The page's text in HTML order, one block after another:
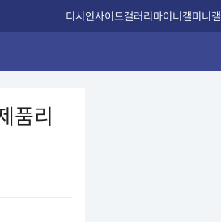
디시인사이드갤러리마이너갤미니갤
품리